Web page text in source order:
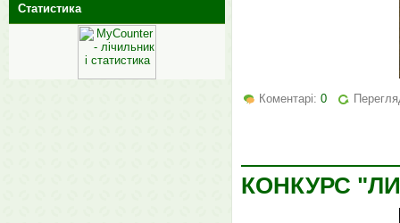
Коментарі: 0
КОНКУРС
Статистика